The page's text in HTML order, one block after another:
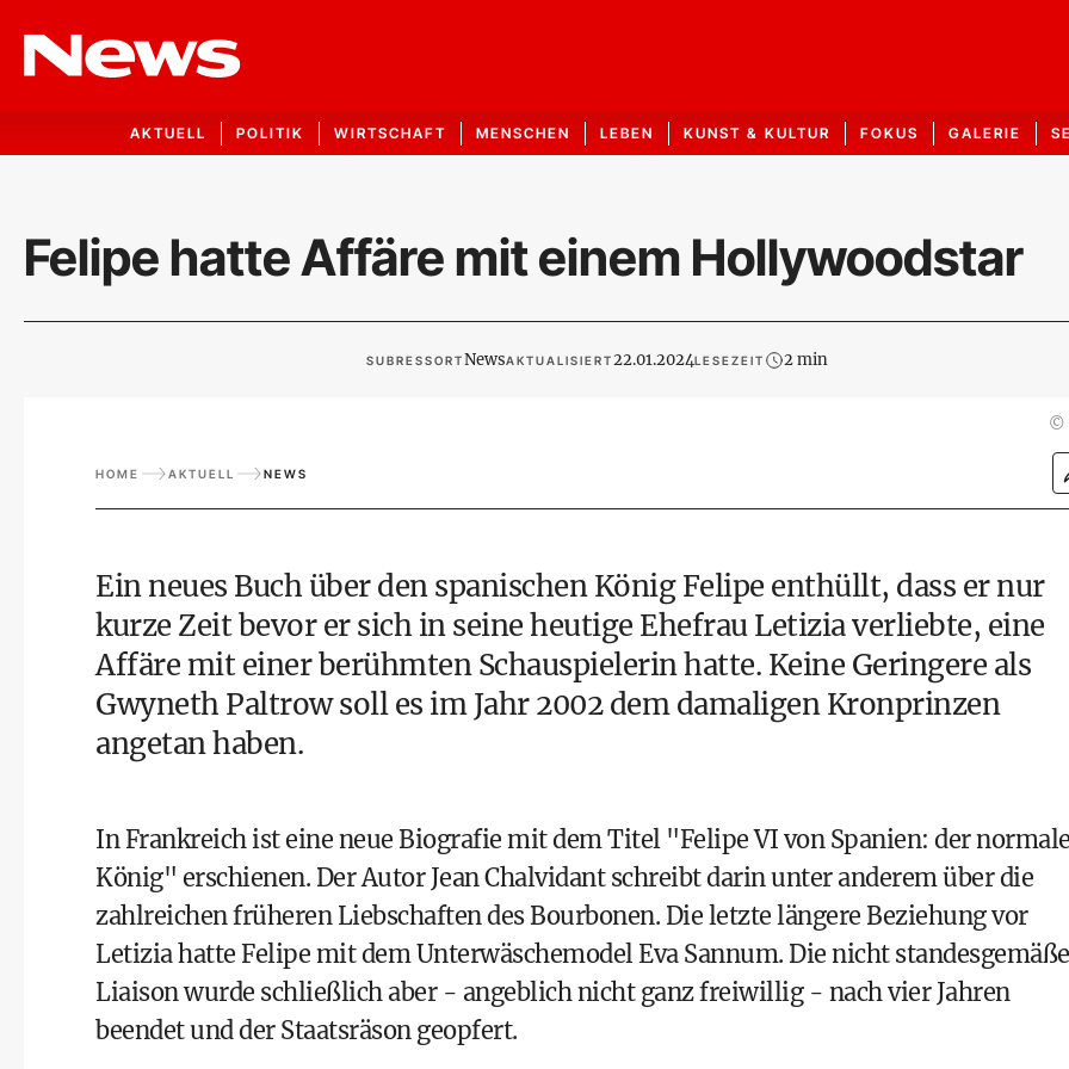
AKTUELL POLITIK WIRTSCHAFT MENSCHEN LEBEN KUNST & KULTUR FOKUS GALERIE
Felipe hatte Affäre mit einem Hollywoodstar
SUBRESSORTNewsAKTUALISIERT22.01.2024LESEZEIT 2 min
©
HOME AKTUELL NEWS
Ein neues Buch über den spanischen König Felipe enthüllt, dass er nur
kurze Zeit bevor er sich in seine heutige Ehefrau Letizia verliebte, eine
Affäre mit einer berühmten Schauspielerin hatte. Keine Geringere als
Gwyneth Paltrow soll es im Jahr 2002 dem damaligen Kronprinzen
angetan haben.
In Frankreich ist eine neue Biografie mit dem Titel "Felipe VI von Spanien: der
König" erschienen. Der Autor Jean Chalvidant schreibt darin unter anderem über die
zahlreichen früheren Liebschaften des Bourbonen. Die letzte längere Beziehung vor
Letizia hatte Felipe mit demUnterwäschemodel Eva Sannum. Die nicht standesgemäße
Liaison wurde schließlich aber - angeblich nicht ganz freiwillig - nach vier Jahren
beendet und der Staatsräson geopfert.